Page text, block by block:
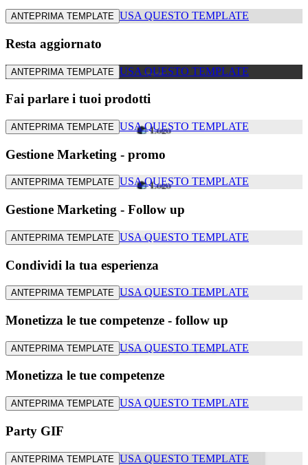
ANTEPRIMA TEMPLATE USA QUESTO TEMPLATE
Resta aggiornato
ANTEPRIMA TEMPLATE USA QUESTO TEMPLATE
Fai parlare i tuoi prodotti
ANTEPRIMA TEMPLATE USA QUESTO TEMPLATE
Gestione Marketing - promo
ANTEPRIMA TEMPLATE USA QUESTO TEMPLATE
Gestione Marketing - Follow up
ANTEPRIMA TEMPLATE USA QUESTO TEMPLATE
Condividi la tua esperienza
ANTEPRIMA TEMPLATE USA QUESTO TEMPLATE
Monetizza le tue competenze - follow up
ANTEPRIMA TEMPLATE USA QUESTO TEMPLATE
Monetizza le tue competenze
ANTEPRIMA TEMPLATE USA QUESTO TEMPLATE
Party GIF
ANTEPRIMA TEMPLATE USA QUESTO TEMPLATE